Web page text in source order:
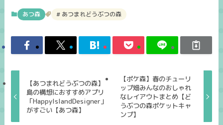
あつ森 あつまれどうぶつの森
【あつまれどうぶつの森】
島の構想におすすめアプリ
「HappyIslandDesigner」
がすごい【あつ森】
【ポケ森】春のチューリ
ップ畑みんなのおしゃれ
なレイアウトまとめ【ど
うぶつの森ポケットキャ
ンプ】